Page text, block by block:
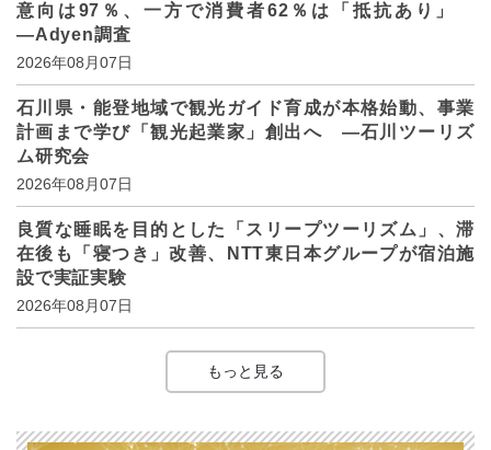
意向は97％、一方で消費者62％は「抵抗あり」
―Adyen調査
2026年08月07日
石川県・能登地域で観光ガイド育成が本格始動、事業
計画まで学び「観光起業家」創出へ ―石川ツーリズ
ム研究会
2026年08月07日
良質な睡眠を目的とした「スリープツーリズム」、滞
在後も「寝つき」改善、NTT東日本グループが宿泊施
設で実証実験
2026年08月07日
もっと見る